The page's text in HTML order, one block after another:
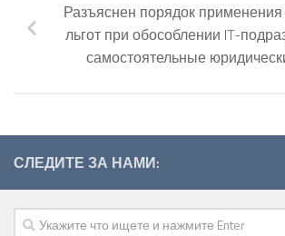
Разъяснен порядок
льгот при обособлении IT-
самостоятельные
СЛЕДИТЕ ЗА НАМИ: